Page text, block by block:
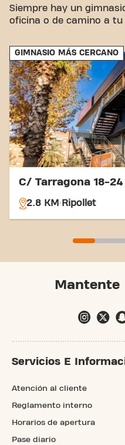
visitantes.
Siempre hay un
oficina o de camino a
GIMNASIO MÁS CERCANO
C/ Tarragona 18-24
2.8 KM Ripollet
Mantente
Servicios E
Atención al cliente
Reglamento interno
Horarios de apertura
Pase diario